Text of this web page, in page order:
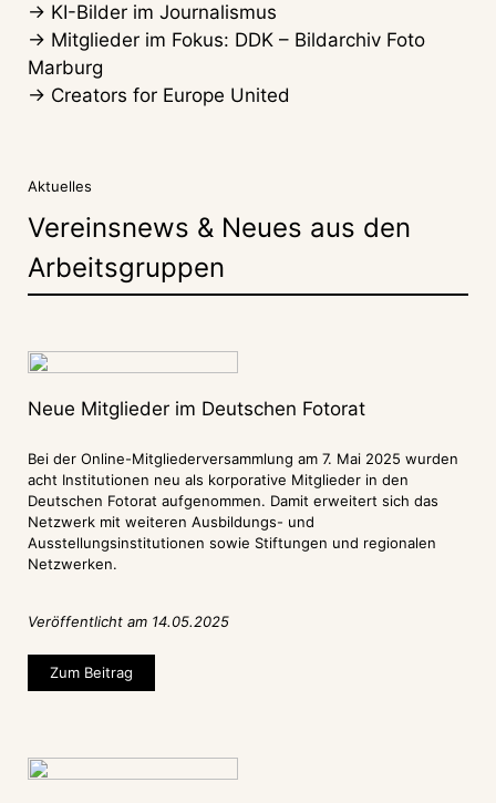
→ KI-Bilder im Journalismus
→ Mitglieder im Fokus: DDK – Bildarchiv Foto
Marburg
→ Creators for Europe United
Aktuelles
Vereinsnews & Neues aus den
Arbeitsgruppen
Neue Mitglieder im Deutschen Fotorat
Bei der Online-Mitgliederversammlung am 7. Mai 2025 wurden
acht Institutionen neu als korporative Mitglieder in den
Deutschen Fotorat aufgenommen. Damit erweitert sich das
Netzwerk mit weiteren Ausbildungs- und
Ausstellungsinstitutionen sowie Stiftungen und regionalen
Netzwerken.
Veröffentlicht am 14.05.2025
Zum Beitrag